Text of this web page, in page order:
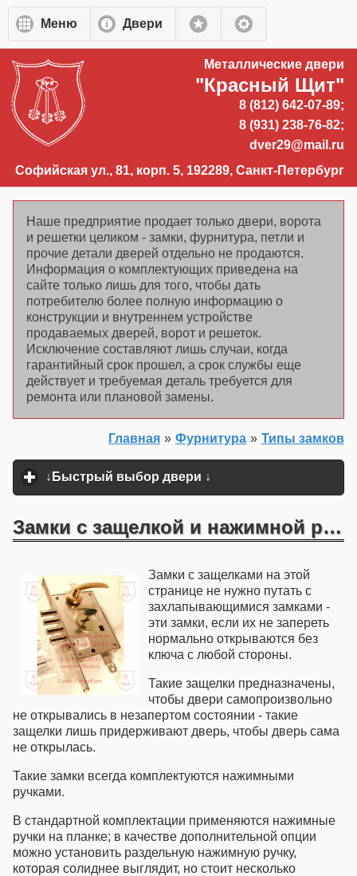
Перейти к основному содержанию
Меню
Двери
Металлические двери
"Красный Щит"
8 (812) 642-07-89;
8 (931) 238-76-82;
dver29@mail.ru
Софийская ул., 81, корп. 5, 192289, Санкт-Петербург
Наше предприятие продает только двери, ворота
и решетки целиком - замки, фурнитура, петли и
прочие детали дверей отдельно не продаются.
Информация о комплектующих приведена на
сайте только лишь для того, чтобы дать
потребителю более полную информацию о
конструкции и внутреннем устройстве
продаваемых дверей, ворот и решеток.
Исключение составляют лишь случаи, когда
гарантийный срок прошел, а срок службы еще
действует и требуемая деталь требуется для
ремонта или плановой замены.
Типы замков
»
Фурнитура
»
Главная
↓Быстрый выбор двери ↓
Замки с защелкой и нажимной ручкой
Замки с защелками на этой
странице не нужно путать с
захлапывающимися замками -
эти замки, если их не запереть
нормально открываются без
ключа с любой стороны.
Такие защелки предназначены,
чтобы двери самопроизвольно
не открывались в незапертом состоянии - такие
защелки лишь придерживают дверь, чтобы дверь сама
не открылась.
Такие замки всегда комплектуются нажимными
ручками.
В стандартной комплектации применяются нажимные
ручки на планке; в качестве дополнительной опции
можно установить раздельную нажимную ручку,
которая солиднее выглядит, но стоит несколько